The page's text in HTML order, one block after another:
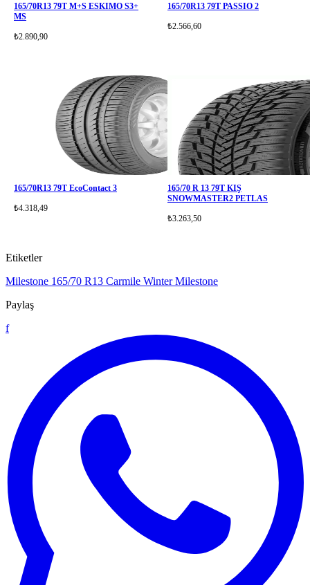
165/70R13 79T M+S ESKIMO S3+
MS
₺2.890,90
165/70R13 79T PASSIO 2
₺2.566,60
165/70R13 79T EcoContact 3
₺4.318,49
165/70 R 13 79T KIŞ
SNOWMASTER2 PETLAS
₺3.263,50
Etiketler
Milestone 165/70 R13 Carmile Winter Milestone
Paylaş
f